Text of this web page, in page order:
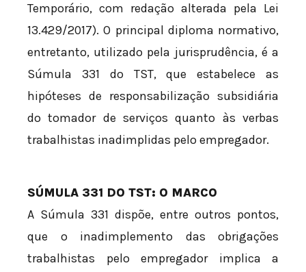
Temporário, com redação alterada pela Lei
13.429/2017). O principal diploma normativo,
entretanto, utilizado pela jurisprudência, é a
Súmula 331 do TST, que estabelece as
hipóteses de responsabilização subsidiária
do tomador de serviços quanto às verbas
trabalhistas inadimplidas pelo empregador.
SÚMULA 331 DO TST: O MARCO
A Súmula 331 dispõe, entre outros pontos,
que o inadimplemento das obrigações
trabalhistas pelo empregador implica a